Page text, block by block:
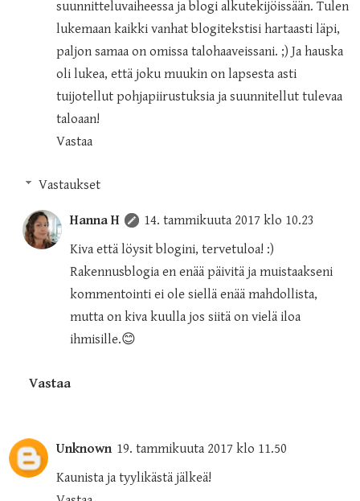
suunnitteluvaiheessa ja blogi alkutekijöissään. Tulen
lukemaan kaikki vanhat blogitekstisi hartaasti läpi,
paljon samaa on omissa talohaaveissani. ;) Ja hauska
oli lukea, että joku muukin on lapsesta asti
tuijotellut pohjapiirustuksia ja suunnitellut tulevaa
taloaan!
Vastaa
Vastaukset
Hanna H
14. tammikuuta 2017 klo 10.23
Kiva että löysit blogini, tervetuloa! :)
Rakennusblogia en enää päivitä ja muistaakseni
kommentointi ei ole siellä enää mahdollista,
mutta on kiva kuulla jos siitä on vielä iloa
ihmisille.😊
Vastaa
Unknown 19. tammikuuta 2017 klo 11.50
Kaunista ja tyylikästä jälkeä!